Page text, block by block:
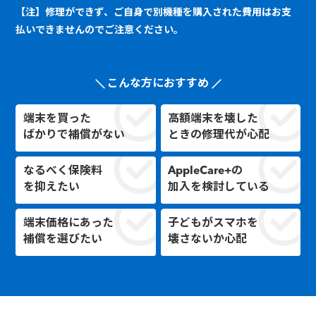
【注】修理ができず、ご自身で別機種を購入された費用はお支
払いできませんのでご注意ください。
こんな方におすすめ
端末を買った
ばかりで補償がない
高額端末を壊した
ときの修理代が心配
なるべく保険料
を抑えたい
AppleCare+の
加入を検討している
端末価格にあった
補償を選びたい
子どもがスマホを
壊さないか心配